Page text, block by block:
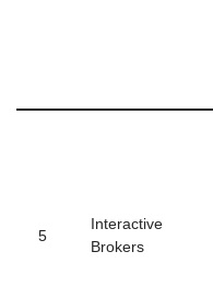
5
Interactive
Brokers